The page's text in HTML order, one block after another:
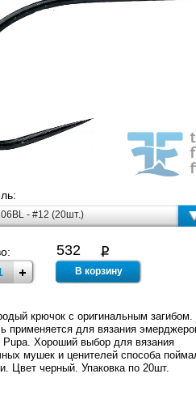
- #12 (20шт.)
532
крючок с оригинальным загибом.
применяется для вязания
Pupa. Хороший выбор для вязания
мушек и ценителей способа
Цвет черный. Упаковка по 20шт.